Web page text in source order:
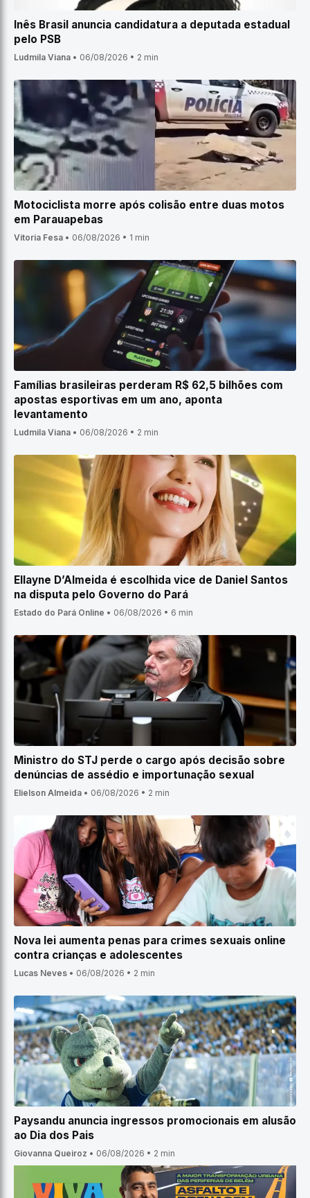
Inês Brasil anuncia candidatura a deputada estadual
pelo PSB
Ludmila Viana • 06/08/2026 • 2 min
Motociclista morre após colisão entre duas motos
em Parauapebas
Vitoria Fesa • 06/08/2026 • 1 min
Famílias brasileiras perderam R$ 62,5 bilhões com
apostas esportivas em um ano, aponta
levantamento
Ludmila Viana • 06/08/2026 • 2 min
Ellayne D’Almeida é escolhida vice de Daniel Santos
na disputa pelo Governo do Pará
Estado do Pará Online • 06/08/2026 • 6 min
Ministro do STJ perde o cargo após decisão sobre
denúncias de assédio e importunação sexual
Elielson Almeida • 06/08/2026 • 2 min
Nova lei aumenta penas para crimes sexuais online
contra crianças e adolescentes
Lucas Neves • 06/08/2026 • 2 min
Paysandu anuncia ingressos promocionais em alusão
ao Dia dos Pais
Giovanna Queiroz • 06/08/2026 • 2 min